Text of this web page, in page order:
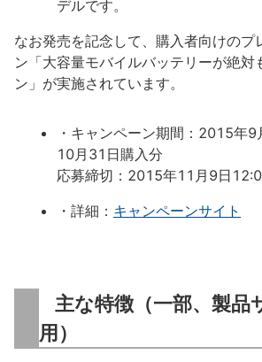
デルです。
なお発売を記念して、購入者向けのプ
ン「大容量モバイルバッテリーが絶対
ン」が実施されています。
・キャンペーン期間：2015年
10月31日購入分
応募締切：2015年11月9日
・詳細： キャンペーンサイト
主な特徴（一部、製品
用）